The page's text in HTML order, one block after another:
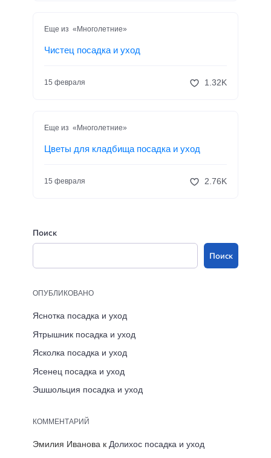
Еще из «Многолетние»
Чистец посадка и уход
15 февраля 1.32K
Еще из «Многолетние»
Цветы для кладбища посадка и уход
15 февраля 2.76K
Поиск
Поиск
ОПУБЛИКОВАНО
Яснотка посадка и уход
Ятрышник посадка и уход
Ясколка посадка и уход
Ясенец посадка и уход
Эшшольция посадка и уход
КОММЕНТАРИЙ
Эмилия Иванова к Долихос посадка и уход